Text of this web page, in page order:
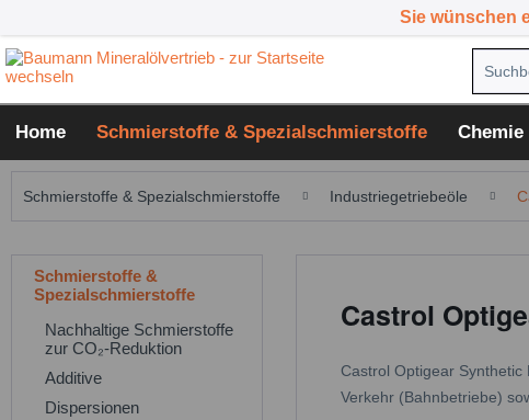
Sie wünschen
Home Schmierstoffe & Spezialschmierstoffe
Schmierstoffe & Spezialschmierstoffe Industriegetriebeöle
Schmierstoffe &
Spezialschmierstoffe
Nachhaltige Schmierstoffe
zur CO₂-Reduktion
Additive
Dispersionen
Castrol
Castrol Optigear
Verkehr (Bahnbetriebe)